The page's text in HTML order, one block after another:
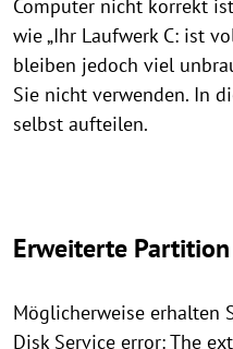
Computer nicht korrekt
wie „Ihr Laufwerk C: ist
bleiben jedoch viel
Sie nicht verwenden. In
selbst aufteilen.
Erweiterte
Möglicherweise erhalten
Disk Service error: The